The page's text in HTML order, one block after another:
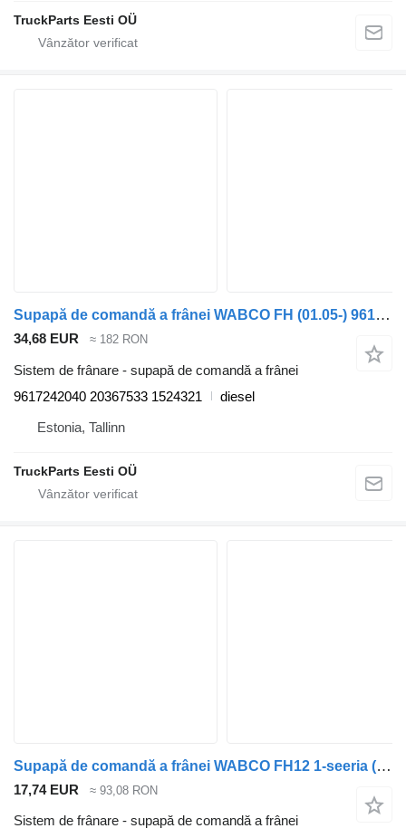
TruckParts Eesti OÜ
Supapă de comandă a frânei WABCO FH (01.05-) 9617242040 pentru cap tractor Volvo FH12, FH16, NH12, FH, VNL780 (1993-2014)
34,68 EUR ≈ 182 RON
Sistem de frânare - supapă de comandă a frânei
9617242040 20367533 1524321
diesel
Estonia, Tallinn
TruckParts Eesti OÜ
Supapă de comandă a frânei WABCO FH12 1-seeria (01.93-12.02) 4640070010 pentru cap tractor Volvo FH12, FH16, NH12, FH, VNL780 (1993-2014)
17,74 EUR ≈ 93,08 RON
Sistem de frânare - supapă de comandă a frânei